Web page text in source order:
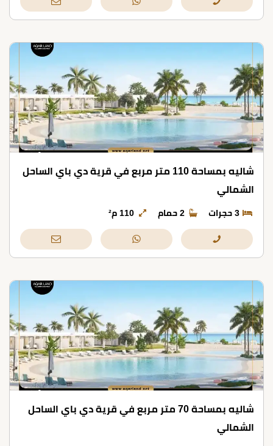
شاليه بمساحة 110 متر مربع في قرية دي باي الساحل
الشمالي
3 حجرات 2 حمام 110 م²
شاليه بمساحة 70 متر مربع في قرية دي باي الساحل
الشمالي